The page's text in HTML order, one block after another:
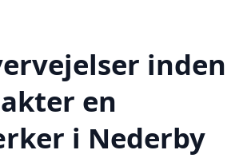
inden
en
i Nederby